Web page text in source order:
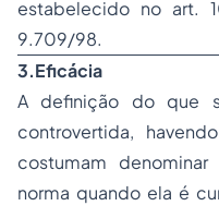
estabelecido no art.
9.709/98.
3.Eficácia
A definição do que
controvertida,
costumam
norma quando ela é